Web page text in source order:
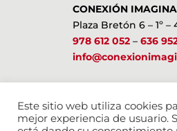
CONEXIÓN
Plaza Bretón 6 – 1º –
978 612 052– 636
Este sitio web utiliza cookies
mejor experiencia de usuario.